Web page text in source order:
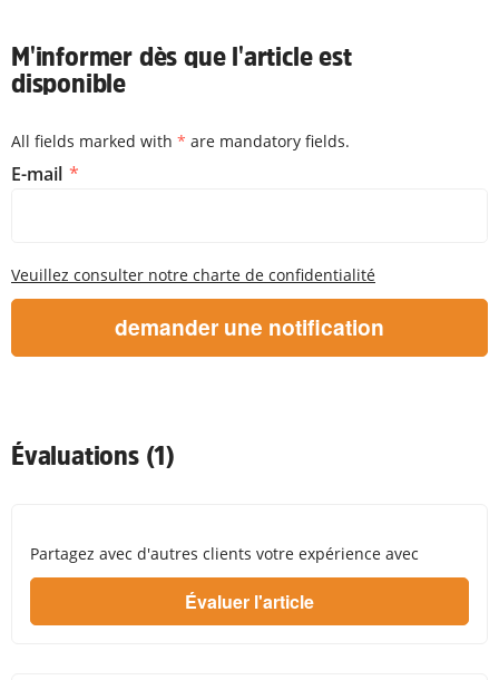
M'informer dès que l'article est
disponible
M'informer dès que l'article est disponible
All fields marked with * are mandatory fields.
E-mail
Veuillez consulter notre charte de confidentialité
demander une notification
Évaluations (1)
Partagez avec d'autres clients votre expérience avec